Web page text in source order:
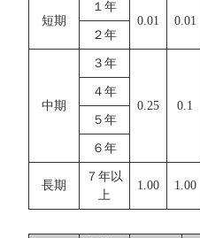
短期
１年
0.01
0.01
２年
中期
３年
0.25 0.1
４年
５年
６年
長期
７年以
上
1.00 1.00